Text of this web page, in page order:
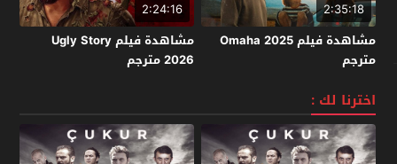
2:35:18
مشاهدة فيلم Omaha 2025
مترجم
2:24:16
مشاهدة فيلم Ugly Story
2026 مترجم
اخترنا لك :